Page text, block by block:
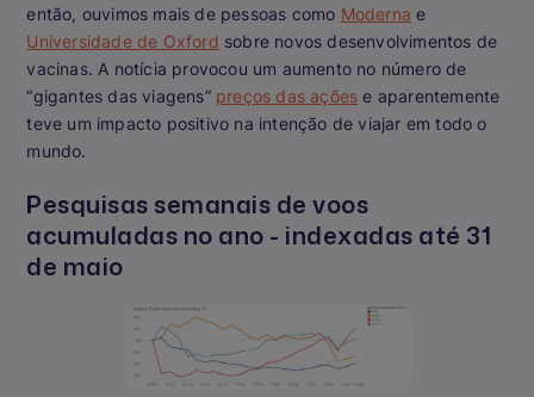
então, ouvimos mais de pessoas como Moderna e
Universidade de Oxford sobre novos desenvolvimentos de
vacinas. A notícia provocou um aumento no número de
“gigantes das viagens” preços das ações e aparentemente
teve um impacto positivo na intenção de viajar em todo o
mundo.
Pesquisas semanais de voos
acumuladas no ano - indexadas até 31
de maio